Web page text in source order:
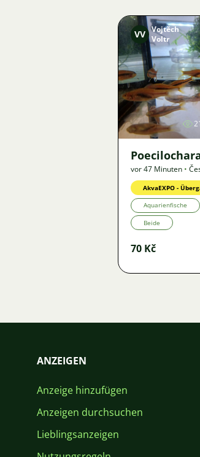
VV Vojtěch
Voltr
21
vor 47 Minuten •
Angebot
AkvaEXPO -
Aquarienfische
Beide
70 Kč
ANZEIGEN
Anzeige hinzufügen
Anzeigen durchsuchen
Lieblingsanzeigen